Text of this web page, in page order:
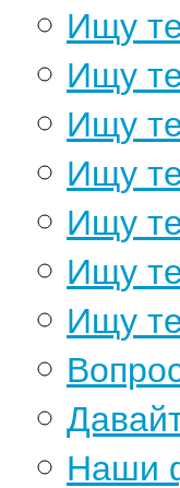
Ищу
Ищу
Ищу
Ищу
Ищу
Ищу
Ищу
Наши